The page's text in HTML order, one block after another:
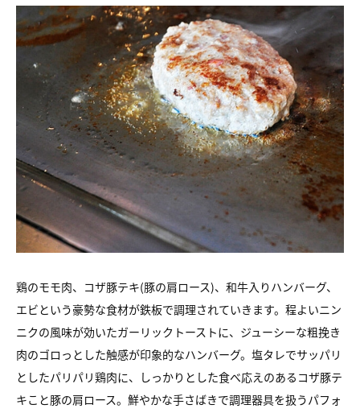
鶏のモモ肉、コザ豚テキ(豚の肩ロース)、和牛入りハンバーグ、
エビという豪勢な食材が鉄板で調理されていきます。程よいニン
ニクの風味が効いたガーリックトーストに、ジューシーな粗挽き
肉のゴロっとした触感が印象的なハンバーグ。塩タレでサッパリ
としたパリパリ鶏肉に、しっかりとした食べ応えのあるコザ豚テ
キこと豚の肩ロース。鮮やかな手さばきで調理器具を扱うパフォ